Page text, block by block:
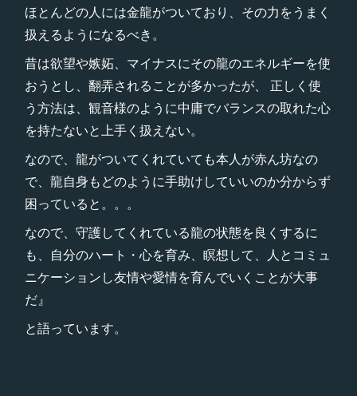
ほとんどの人には金龍がついており、その力をうまく
扱えるようになるべき。
昔は欲望や嫉妬、マイナスにその龍のエネルギーを使
おうとし、翻弄されることが多かったが、 正しく使
う方法は、観音様のように中庸でバランスの取れた心
を持たないと上手く扱えない。
なので、龍がついてくれていても本人が赤ん坊なの
で、龍自身もどのように手助けしていいのか分からず
困っていると。。。
なので、守護してくれている龍の状態を良くするに
も、自分のハート・心を育み、瞑想して、人とコミュ
ニケーションし友情や愛情を育んでいくことが大事
だ』
と語っています。